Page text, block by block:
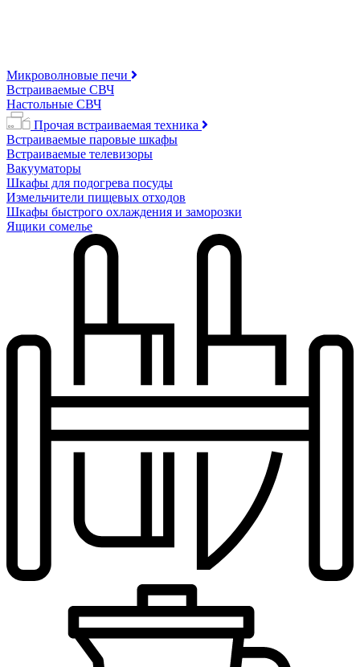
Микроволновые печи
Встраиваемые СВЧ
Настольные СВЧ
Прочая встраиваемая техника
Встраиваемые паровые шкафы
Встраиваемые телевизоры
Вакууматоры
Шкафы для подогрева посуды
Измельчители пищевых отходов
Шкафы быстрого охлаждения и заморозки
Ящики сомелье